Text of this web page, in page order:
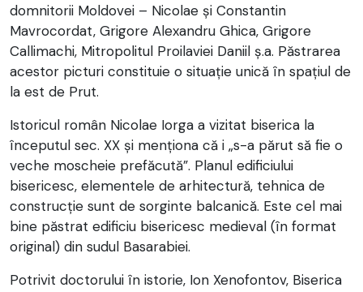
domnitorii Moldovei – Nicolae şi Constantin
Mavrocordat, Grigore Alexandru Ghica, Grigore
Callimachi, Mitropolitul Proilaviei Daniil ş.a. Păstrarea
acestor picturi constituie o situație unică în spațiul de
la est de Prut.
Istoricul român Nicolae Iorga a vizitat biserica la
începutul sec. XX și menționa că i „s-a părut să fie o
veche moscheie prefăcută”. Planul edificiului
bisericesc, elementele de arhitectură, tehnica de
construcție sunt de sorginte balcanică. Este cel mai
bine păstrat edificiu bisericesc medieval (în format
original) din sudul Basarabiei.
Potrivit doctorului în istorie, Ion Xenofontov, Biserica